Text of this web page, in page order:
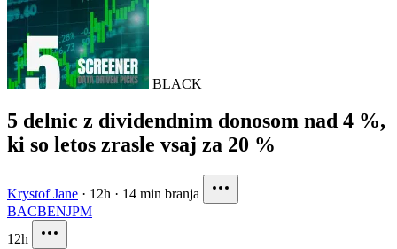
BLACK
5 delnic z dividendnim donosom nad 4 %,
ki so letos zrasle vsaj za 20 %
Krystof Jane · 12h · 14 min branja
BACBENJPM
12h